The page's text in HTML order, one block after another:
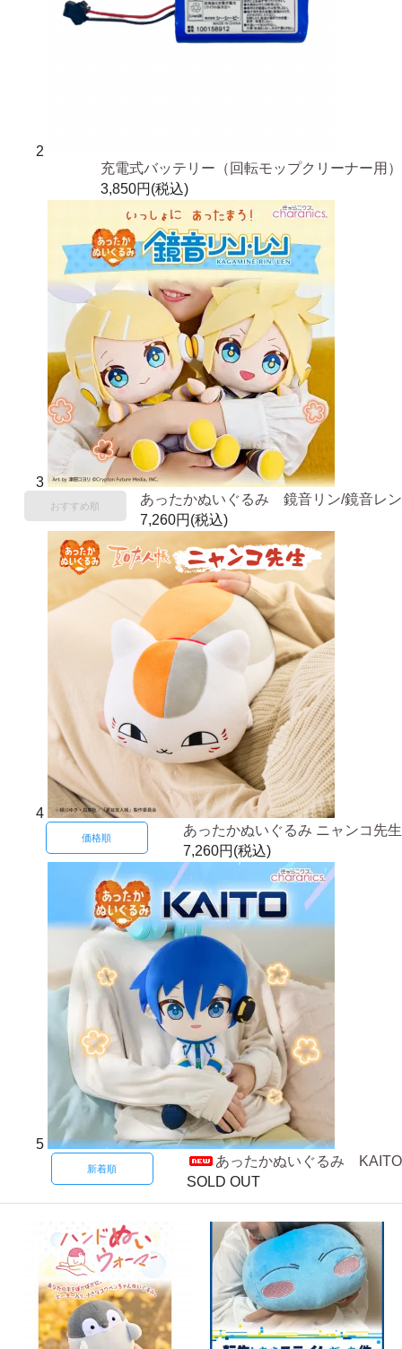
2
充電式バッテリー（回転モップクリーナー用）
3,850円(税込)
3
あったかぬいぐるみ 鏡音リン/鏡音レン
7,260円(税込)
4
あったかぬいぐるみ ニャンコ先生
7,260円(税込)
5
あったかぬいぐるみ KAITO
SOLD OUT
おすすめ順
価格順
新着順